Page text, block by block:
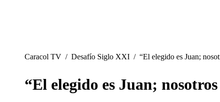
Caracol TV / Desafío Siglo XXI / “El elegido es Juan;
“El elegido es Juan;